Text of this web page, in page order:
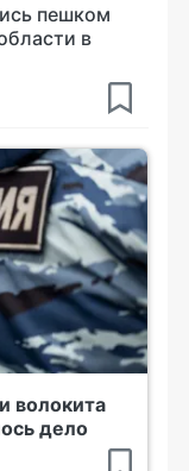
пешком
в
волокита
дело